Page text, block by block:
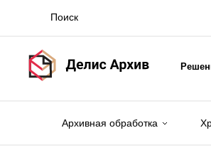
Архивная обработка